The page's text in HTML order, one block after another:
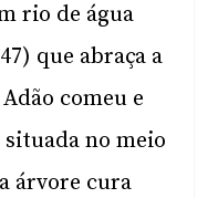
rio de água
que abraça a
comeu e
no meio
árvore cura